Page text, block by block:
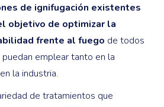
de ignifugación existentes
objetivo de optimizar la
frente al fuego de todos
emplear tanto en la
la industria.
de tratamientos que